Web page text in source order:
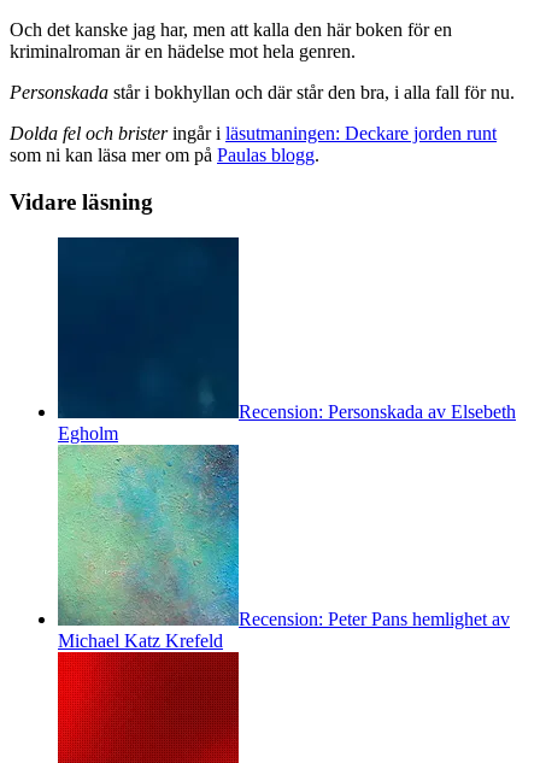
Och det kanske jag har, men att kalla den här boken för en
kriminalroman är en hädelse mot hela genren.
Personskada står i bokhyllan och där står den bra, i alla fall för nu.
Dolda fel och bristeringår i läsutmaningen: Deckare jorden runt
som ni kan läsa mer om på Paulas blogg.
Vidare läsning
Recension: Personskada av Elsebeth
Egholm
Recension: Peter Pans hemlighet av
Michael Katz Krefeld